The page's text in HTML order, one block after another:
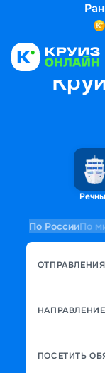
По РоссииПо
ОТПРАВЛЕНИЯ
НАПРАВЛЕНИЕ
ПОСЕТИТЬ